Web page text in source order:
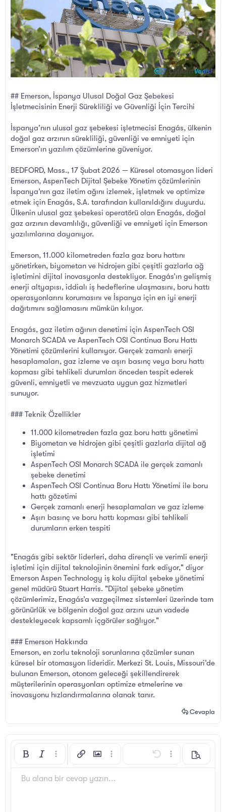
## Emerson, İspanya Ulusal Doğal Gaz Şebekesi
İşletmecisinin Enerji Sürekliliği ve Güvenliği İçin Tercihi
İspanya'nın ulusal gaz şebekesi işletmecisi Enagás, ülkenin
doğal gaz arzının sürekliliği, güvenliği ve emniyeti için
Emerson’ın yazılım çözümlerine güveniyor.
BEDFORD, Mass., 17 Şubat 2026 — Küresel otomasyon lideri
Emerson, AspenTech Dijital Şebeke Yönetim çözümlerinin
İspanya’nın gaz iletim ağını izlemek, işletmek ve optimize
etmek için Enagás, S.A. tarafından kullanıldığını duyurdu.
Ülkenin ulusal gaz şebekesi operatörü olan Enagás, doğal
gaz arzının devamlılığı, güvenliği ve emniyeti için Emerson
yazılımlarına dayanıyor.
Emerson, 11.000 kilometreden fazla gaz boru hattını
yönetirken, biyometan ve hidrojen gibi çeşitli gazlarla ağ
işletimini dijital inovasyonla destekliyor. Enagás’ın gelişmiş
enerji altyapısı, iddialı iş hedeflerine ulaşmasını, boru hattı
operasyonlarını korumasını ve İspanya için en iyi enerji
dağıtımını sağlamasını mümkün kılıyor.
Enagás, gaz iletim ağının denetimi için AspenTech OSI
Monarch SCADA ve AspenTech OSI Continua Boru Hattı
Yönetimi çözümlerini kullanıyor. Gerçek zamanlı enerji
hesaplamaları, gaz izleme ve aşırı basınç veya boru hattı
kopması gibi tehlikeli durumları önceden tespit ederek
güvenli, emniyetli ve mevzuata uygun gaz hizmetleri
sunuyor.
### Teknik Özellikler
11.000 kilometreden fazla gaz boru hattı yönetimi
Biyometan ve hidrojen gibi çeşitli gazlarla dijital ağ
işletimi
AspenTech OSI Monarch SCADA ile gerçek zamanlı
şebeke denetimi
AspenTech OSI Continua Boru Hattı Yönetimi ile boru
hattı gözetimi
Gerçek zamanlı enerji hesaplamaları ve gaz izleme
Aşırı basınç ve boru hattı kopması gibi tehlikeli
durumların erken tespiti
"Enagás gibi sektör liderleri, daha dirençli ve verimli enerji
işletimi için dijital teknolojinin önemini fark ediyor," diyor
Emerson Aspen Technology iş kolu dijital şebeke yönetimi
genel müdürü Stuart Harris. "Dijital şebeke yönetim
çözümlerimiz, Enagás’a vazgeçilmez sistemleri üzerinde tam
görünürlük ve bölgenin doğal gaz arzını uzun vadede
destekleyecek kapsamlı içgörüler sağlıyor."
### Emerson Hakkında
Emerson, en zorlu teknoloji sorunlarına çözümler sunan
küresel bir otomasyon lideridir. Merkezi St. Louis, Missouri’de
bulunan Emerson, otonom geleceği şekillendirerek
müşterilerinin operasyonları optimize etmelerine ve
inovasyonu hızlandırmalarına olanak tanır.
Cevapla
Kalın Yatık Daha fazla seçenek…
Bağlantı ekle
Resim ekleDaha fazla seçenek…
Geri alDaha fazlaÖnizleme
Yazı boyutu
9
Metin rengi
Yazı tipi Arial
List Hizalama yötemleri
İfadelerGIF ekle
AlıntıMedyaTablo ekleYatay çizgi ekle
ileri alBB Kod aç/kapat
Biçimlendirmeyi kaldır
TaslaklarTaslağı kaydet
Bu alana bir cevap yazın...